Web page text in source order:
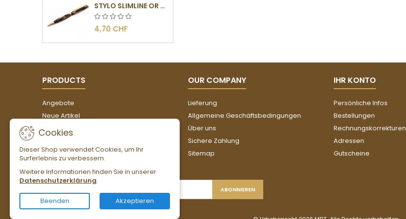
STYLO SLIMLINE OR - BARRETTE PLATE
4,70 CHF
PRODUCTS
Angebote
Neue Artikel
Verkaufshits
OUR COMPANY
Lieferung
Allgemeine Geschäftsbedingungen
Über uns
Sichere Zahlung
Sitemap
IHR KONTO
Persönliche Infos
Bestellungen
Rechnungskorrekturen
Adressen
Gutscheine
Cookies
Dieser Shop verwendet Cookies, um Ihr
Surferlebnis zu verbessern.
Weitere Informationen finden Sie in unserer
Datenschutzerklärung.
Beenden Akzeptieren